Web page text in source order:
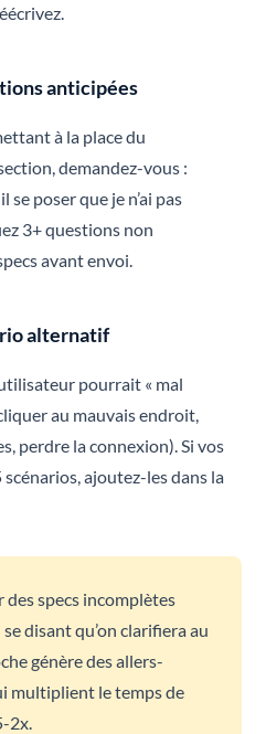
anticipées
à la place du
demandez-vous :
poser que je n’ai pas
3+ questions non
avant envoi.
alternatif
pourrait « mal
au mauvais endroit,
perdre la connexion). Si vos
ajoutez-les dans la
des specs incomplètes
disant qu’on clarifiera au
génère des allers-
multiplient le temps de
2x.